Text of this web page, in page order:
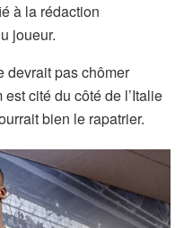
à la rédaction
joueur.
devrait pas chômer
cité du côté de l’Italie
bien le rapatrier.